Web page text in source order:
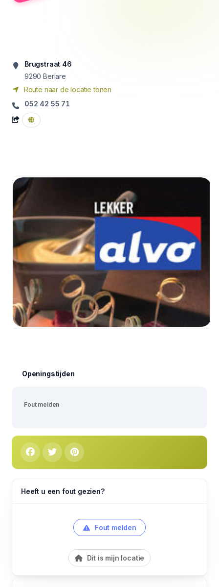
Brugstraat 46
9290 Berlare
Route naar de locatie tonen
052 42 55 71
Openingstijden
Fout melden
Heeft u een fout gezien?
Fout melden
Dit is mijn locatie